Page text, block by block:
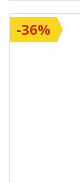
-36%